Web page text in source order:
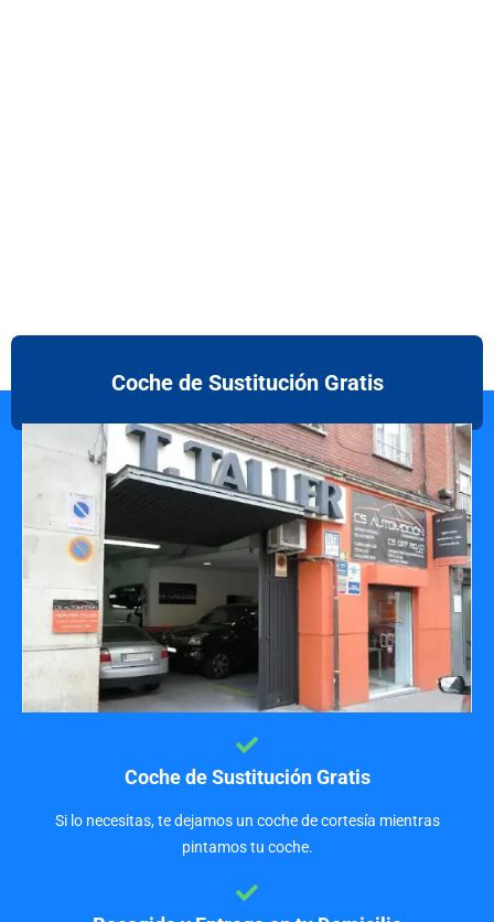
Coche de Sustitución Gratis
Coche de Sustitución Gratis
Si lo necesitas, te dejamos un coche de cortesía mientras
pintamos tu coche.